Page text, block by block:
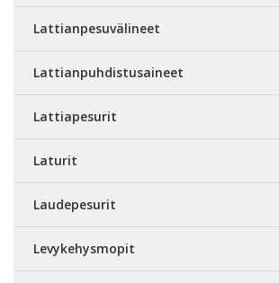
Lattianpesuvälineet
Lattianpuhdistusaineet
Lattiapesurit
Laturit
Laudepesurit
Levykehysmopit